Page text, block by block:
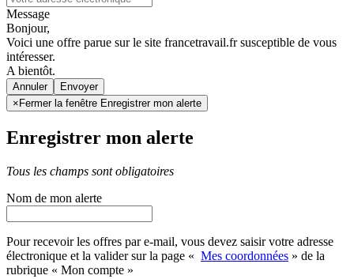
Message
Bonjour,
Voici une offre parue sur le site francetravail.fr susceptible de vous
intéresser.
A bientôt.
Annuler
× Fermer la fenêtre Enregistrer mon alerte
Enregistrer mon alerte
Tous les champs sont obligatoires
Nom de mon alerte
Pour recevoir les offres par e-mail, vous devez saisir votre adresse
électronique et la valider sur la page « Mes coordonnées » de la
rubrique « Mon compte »